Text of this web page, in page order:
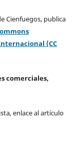
Cienfuegos, publica
(CC
comerciales,
enlace al artículo